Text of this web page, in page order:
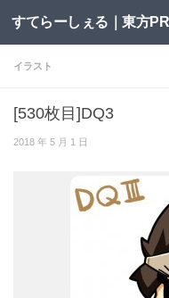
コンテンツへスキップ
イラスト
[530枚目]DQ3
2018 年 5 月 1 日